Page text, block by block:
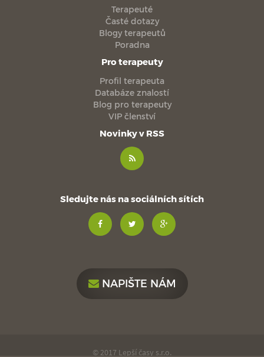
Terapeuté
Časté dotazy
Blogy terapeutů
Poradna
Pro terapeuty
Profil terapeuta
Databáze znalostí
Blog pro terapeuty
VIP členství
Novinky v RSS
Sledujte nás na sociálních sítích
NAPIŠTE NÁM
© 2017 Lepší časy s.r.o.